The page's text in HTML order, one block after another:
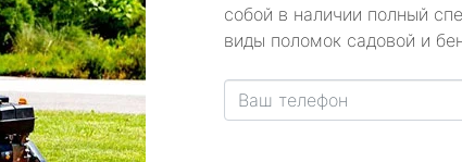
собой в наличии полный
виды поломок садовой и